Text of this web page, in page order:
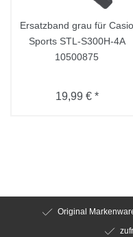
Ersatzband grau für Casio
Sports STL-S300H-4A
10500875
19,99 € *
Original